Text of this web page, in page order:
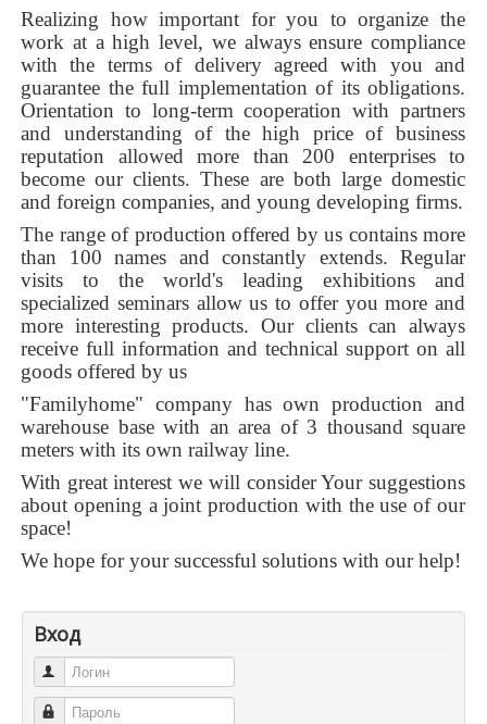
Realizing how important for you to organize the
work at a high level, we always ensure compliance
with the terms of delivery agreed with you and
guarantee the full implementation of its obligations.
Orientation to long-term cooperation with partners
and understanding of the high price of business
reputation allowed more than 200 enterprises to
become our clients. These are both large domestic
and foreign companies, and young developing firms.
The range of production offered by us contains more
than 100 names and constantly extends. Regular
visits to the world's leading exhibitions and
specialized seminars allow us to offer you more and
more interesting products. Our clients can always
receive full information and technical support on all
goods offered by us
"Familyhome" company has own production and
warehouse base with an area of 3 thousand square
meters with its own railway line.
With great interest we will consider Your suggestions
about opening a joint production with the use of our
space!
We hope for your successful solutions with our help!
Вход
Логин
Пароль